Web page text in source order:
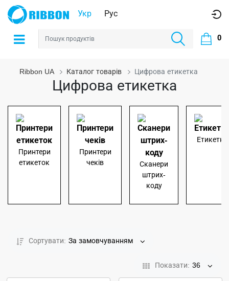
Укр Рус
0
Ribbon UA Каталог товарів Цифрова етикетка
Цифрова етикетка
Принтери
етикеток
Принтери
чеків
Сканери
штрих-
коду
Етикетка
Сортувати: За замовчуванням
Показати: 36